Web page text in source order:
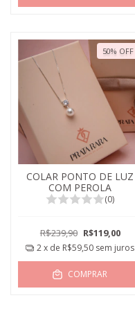
50% OFF
COLAR PONTO DE LUZ
COM PEROLA
(0)
R$239,90 R$119,00
2x de R$59,50 sem juros
COMPRAR